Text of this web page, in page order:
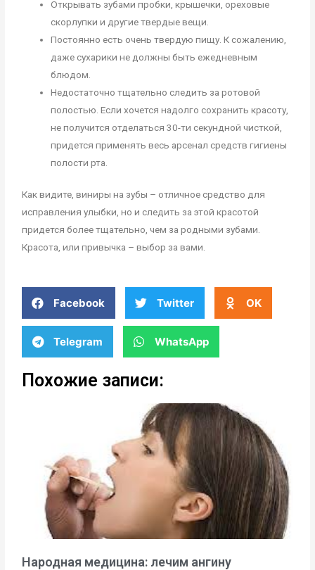
Открывать зубами пробки, крышечки, ореховые
скорлупки и другие твердые вещи.
Постоянно есть очень твердую пищу. К сожалению,
даже сухарики не должны быть ежедневным
блюдом.
Недостаточно тщательно следить за ротовой
полостью. Если хочется надолго сохранить красоту,
не получится отделаться 30-ти секундной чисткой,
придется применять весь арсенал средств гигиены
полости рта.
Как видите, виниры на зубы – отличное средство для
исправления улыбки, но и следить за этой красотой
придется более тщательно, чем за родными зубами.
Красота, или привычка – выбор за вами.
Facebook Twitter OK
Telegram WhatsApp
Похожие записи:
Народная медицина: лечим ангину